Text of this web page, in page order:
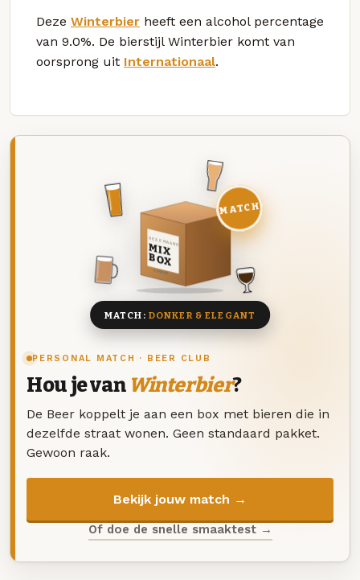
Deze Winterbier heeft een alcohol percentage
van 9.0%. De bierstijl Winterbier komt van
oorsprong uit Internationaal.
PERSONAL MATCH · BEER CLUB
Hou je van Winterbier?
De Beer koppelt je aan een box met bieren die in
dezelfde straat wonen. Geen standaard pakket.
Gewoon raak.
Bekijk jouw match →
Of doe de snelle smaaktest →
DEZE MAAND
MIX
BOX
8 BIEREN
MATCH
MATCH: DONKER & ELEGANT